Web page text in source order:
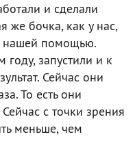
и сделали
же бочка, как у нас,
нашей помощью.
запустили и к
Сейчас они
То есть они
с точки зрения
меньше, чем